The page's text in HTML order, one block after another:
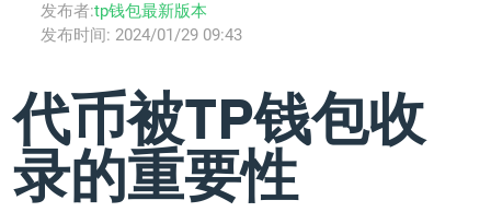
发布者:tp钱包最新版本
发布时间: 2024/01/29 09:43
代币被TP钱包收
录的重要性